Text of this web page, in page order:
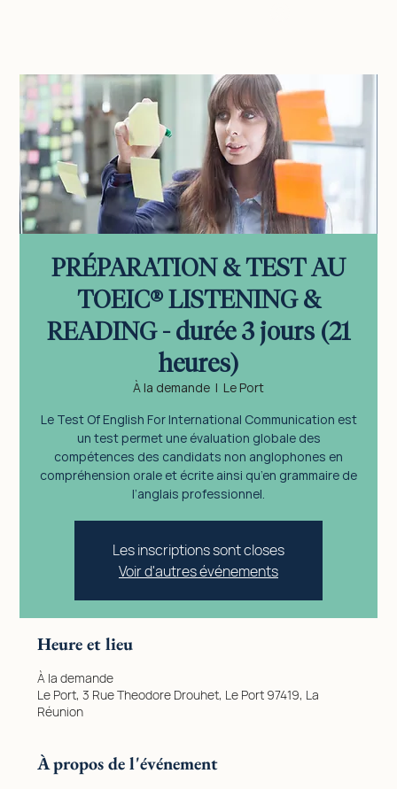
PRÉPARATION & TEST AU
TOEIC® LISTENING &
READING - durée 3 jours (21
heures)
À la demande
  |
Le Port
Le Test Of English For International Communication est
un test permet une évaluation globale des
compétences des candidats non anglophones en
compréhension orale et écrite ainsi qu’en grammaire de
l’anglais professionnel.
Les inscriptions sont closes
Voir d'autres événements
Heure et lieu
À la demande
Le Port, 3 Rue Theodore Drouhet, Le Port 97419, La
Réunion
À propos de l'événement